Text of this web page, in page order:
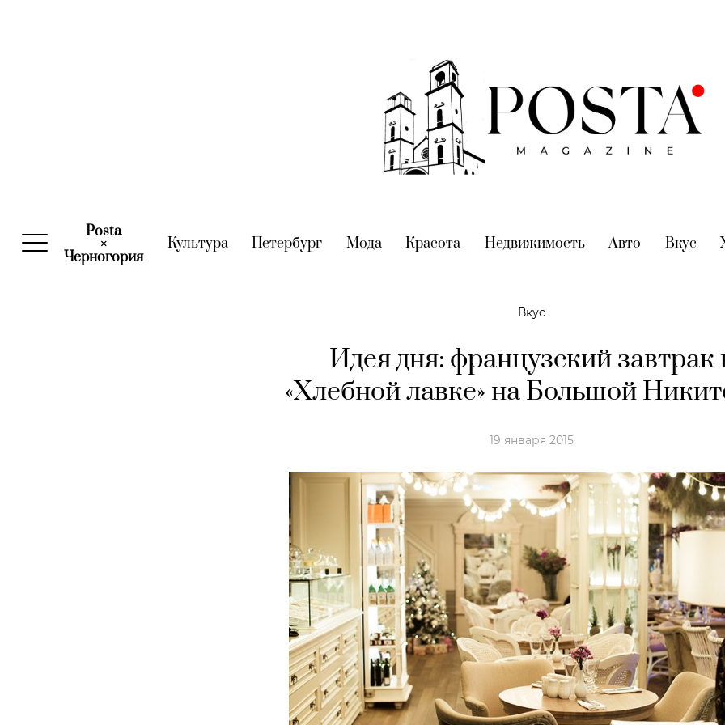
Posta
×
Черногория(current)
Культура(current)
Петербург (current)
Мода(current)
Красота (current)
Недвижимость(current)
Авто (current)
Вкус
Вкус
Идея дня: французский завтрак
«Хлебной лавке» на Большой
19 января 2015